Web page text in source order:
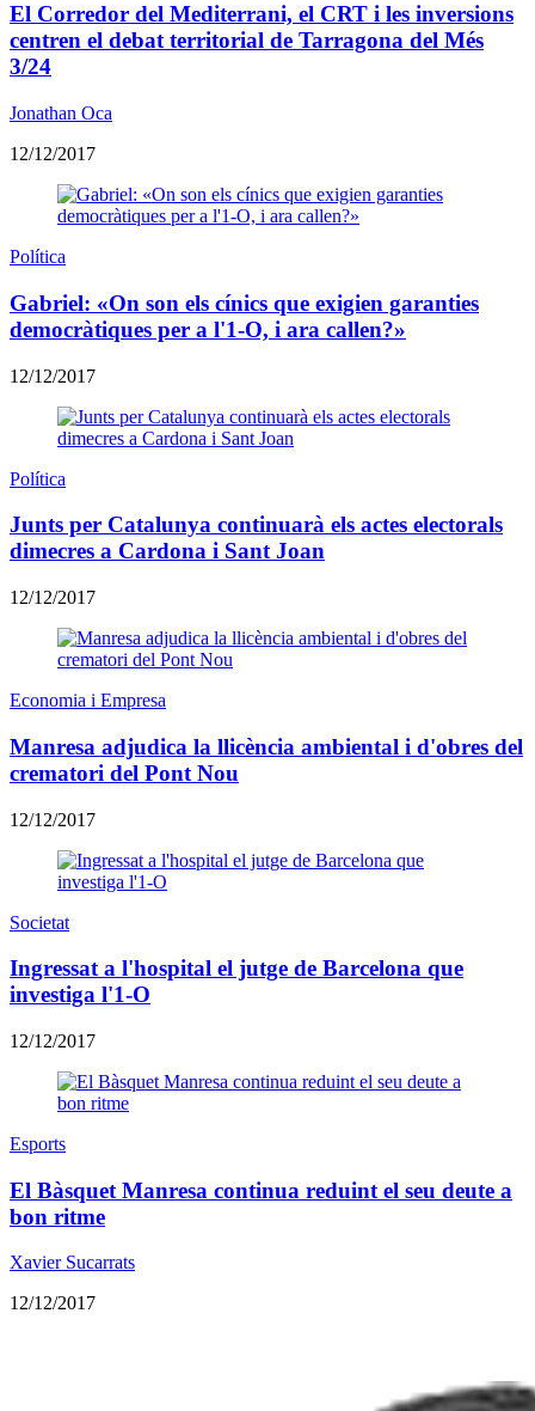
El Corredor del Mediterrani, el CRT i les inversions
centren el debat territorial de Tarragona del Més
3/24
Jonathan Oca
12/12/2017
Política
Gabriel: «On son els cínics que exigien garanties
democràtiques per a l'1-O, i ara callen?»
12/12/2017
Política
Junts per Catalunya continuarà els actes electorals
dimecres a Cardona i Sant Joan
12/12/2017
Economia i Empresa
Manresa adjudica la llicència ambiental i d'obres del
crematori del Pont Nou
12/12/2017
Societat
Ingressat a l'hospital el jutge de Barcelona que
investiga l'1-O
12/12/2017
Esports
El Bàsquet Manresa continua reduint el seu deute a
bon ritme
Xavier Sucarrats
12/12/2017